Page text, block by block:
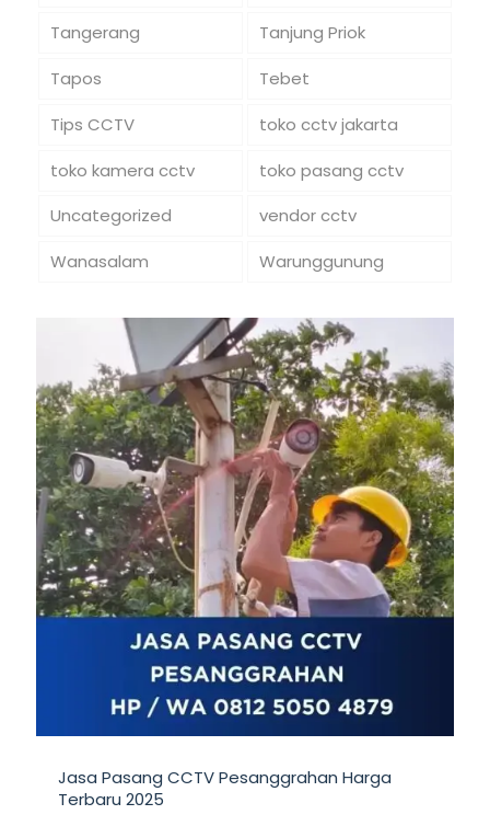
Tangerang
Tanjung Priok
Tapos
Tebet
Tips CCTV
toko cctv jakarta
toko kamera cctv
toko pasang cctv
Uncategorized
vendor cctv
Wanasalam
Warunggunung
Jasa Pasang CCTV Pesanggrahan Harga
Terbaru 2025